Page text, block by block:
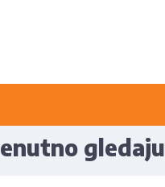
gledaju